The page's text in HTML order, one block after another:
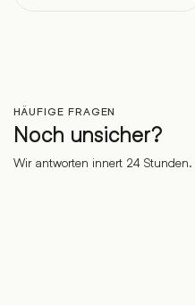
HÄUFIGE FRAGEN
Noch unsicher?
Wir antworten innert 24 Stunden.